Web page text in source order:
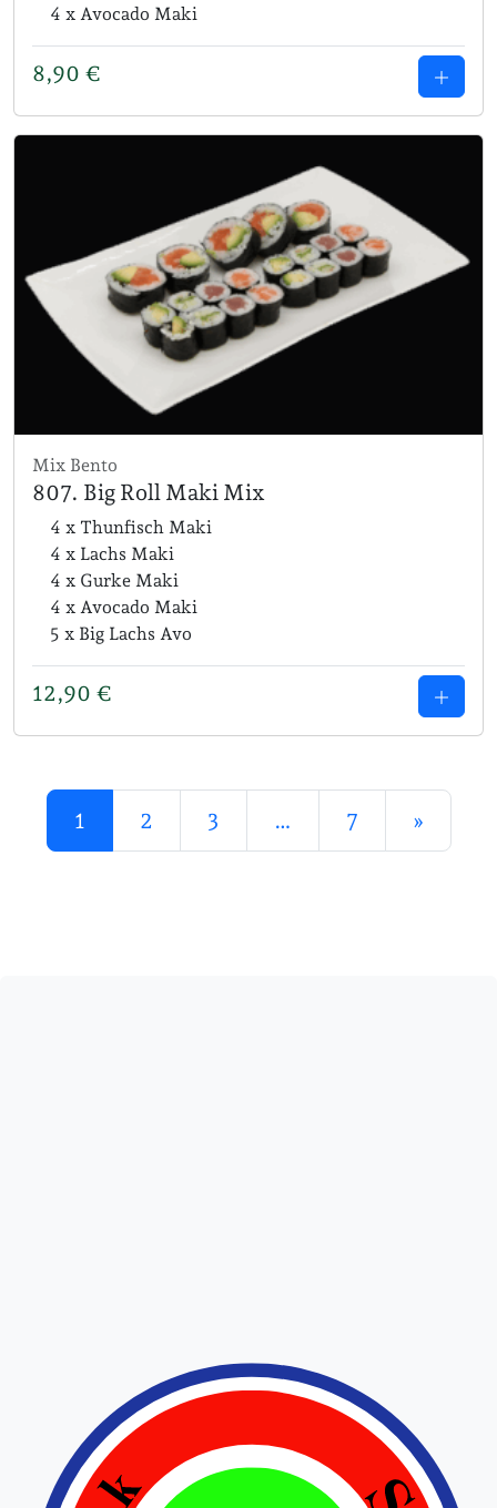
4 x Avocado Maki
8,90 €
Mix Bento
807. Big Roll Maki Mix
4 x Thunfisch Maki
4 x Lachs Maki
4 x Gurke Maki
4 x Avocado Maki
5 x Big Lachs Avo
12,90 €
Posts navigation
1 2 3 … 7 »